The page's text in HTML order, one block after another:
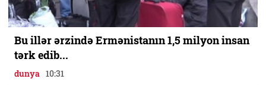
Bu illər ərzində Ermənistanın 1,5 milyon insan
tərk edib...
dunya 10:31